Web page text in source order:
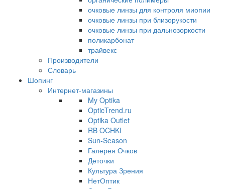
очковые линзы для контроля миопии
очковые линзы при близорукости
очковые линзы при дальнозоркости
поликарбонат
трайвекс
Производители
Словарь
Шопинг
Интернет-магазины
My Optika
OpticTrend.ru
Optika Outlet
RB OCHKI
Sun-Season
Галерея Очков
Деточки
Культура Зрения
НетОптик